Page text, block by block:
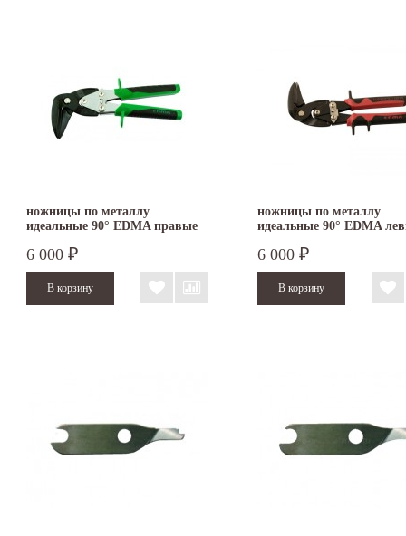
ножницы по металлу
идеальные 90° EDMA правые
6 000 ₽
ножницы по металлу
идеальные 90° EDMA
6 000 ₽